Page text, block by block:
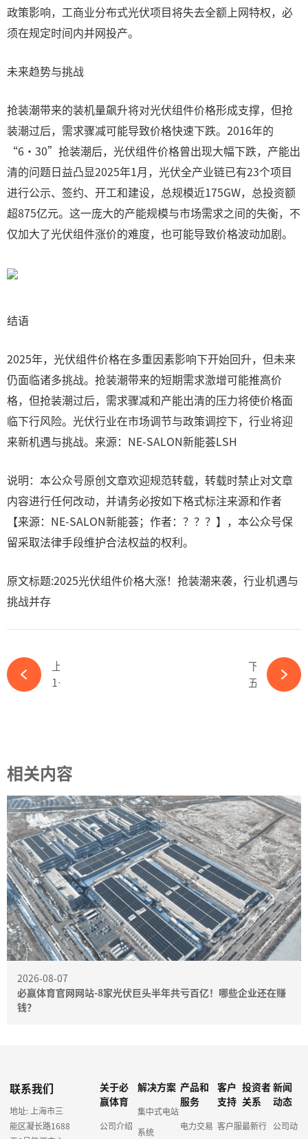
政策影响，工商业分布式光伏项目将失去全额上网特权，必
须在规定时间内并网投产。
未来趋势与挑战
抢装潮带来的装机量飙升将对光伏组件价格形成支撑，但抢
装潮过后，需求骤减可能导致价格快速下跌。2016年的
“6·30”抢装潮后，光伏组件价格曾出现大幅下跌，产能出
清的问题日益凸显2025年1月，光伏全产业链已有23个项目
进行公示、签约、开工和建设，总规模近175GW，总投资额
超875亿元。这一庞大的产能规模与市场需求之间的失衡，不
仅加大了光伏组件涨价的难度，也可能导致价格波动加剧。
结语
2025年，光伏组件价格在多重因素影响下开始回升，但未来
仍面临诸多挑战。抢装潮带来的短期需求激增可能推高价
格，但抢装潮过后，需求骤减和产能出清的压力将使价格面
临下行风险。光伏行业在市场调节与政策调控下，行业将迎
来新机遇与挑战。来源：NE-SALON新能荟LSH
说明：本公众号原创文章欢迎规范转载，转载时禁止对文章
内容进行任何改动，并请务必按如下格式标注来源和作者
【来源：NE-SALON新能荟；作者：？？？】，本公众号保
留采取法律手段维护合法权益的权利。
原文标题:2025光伏组件价格大涨！抢装潮来袭，行业机遇与
挑战并存
100GW！又一光伏市场实现里程碑-必赢体育官网网站
下一篇
五年从“孤勇”走向“领跑”，全产业进入210新时代-必赢体育官网网站
相关内容
2026-08-07
必赢体育官网网站-8家光伏巨头半年共亏百亿！哪些企业还在赚
钱？
联系我们
地址: 上海市三
能区凝长路1688
关于必
赢体育
公司介绍
解决方案
集中式电站
系统
产品和
服务
电力交易
客户
支持
客户服
投资者
关系
最新行
新闻
动态
公司动